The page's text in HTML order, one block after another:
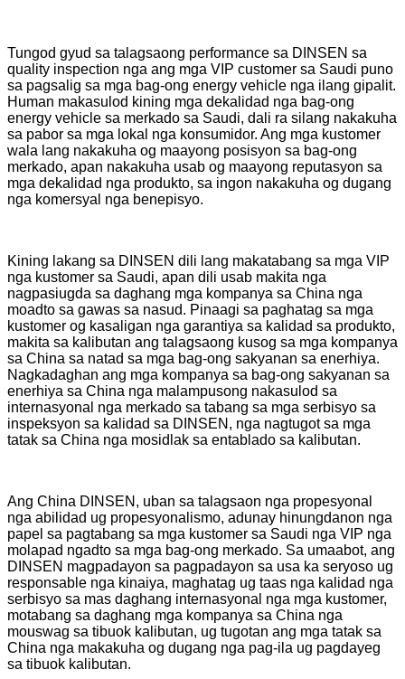
Tungod gyud sa talagsaong performance sa DINSEN sa
quality inspection nga ang mga VIP customer sa Saudi puno
sa pagsalig sa mga bag-ong energy vehicle nga ilang gipalit.
Human makasulod kining mga dekalidad nga bag-ong
energy vehicle sa merkado sa Saudi, dali ra silang nakakuha
sa pabor sa mga lokal nga konsumidor. Ang mga kustomer
wala lang nakakuha og maayong posisyon sa bag-ong
merkado, apan nakakuha usab og maayong reputasyon sa
mga dekalidad nga produkto, sa ingon nakakuha og dugang
nga komersyal nga benepisyo.
Kining lakang sa DINSEN dili lang makatabang sa mga VIP
nga kustomer sa Saudi, apan dili usab makita nga
nagpasiugda sa daghang mga kompanya sa China nga
moadto sa gawas sa nasud. Pinaagi sa paghatag sa mga
kustomer og kasaligan nga garantiya sa kalidad sa produkto,
makita sa kalibutan ang talagsaong kusog sa mga kompanya
sa China sa natad sa mga bag-ong sakyanan sa enerhiya.
Nagkadaghan ang mga kompanya sa bag-ong sakyanan sa
enerhiya sa China nga malampusong nakasulod sa
internasyonal nga merkado sa tabang sa mga serbisyo sa
inspeksyon sa kalidad sa DINSEN, nga nagtugot sa mga
tatak sa China nga mosidlak sa entablado sa kalibutan.
Ang China DINSEN, uban sa talagsaon nga propesyonal
nga abilidad ug propesyonalismo, adunay hinungdanon nga
papel sa pagtabang sa mga kustomer sa Saudi nga VIP nga
molapad ngadto sa mga bag-ong merkado. Sa umaabot, ang
DINSEN magpadayon sa pagpadayon sa usa ka seryoso ug
responsable nga kinaiya, maghatag ug taas nga kalidad nga
serbisyo sa mas daghang internasyonal nga mga kustomer,
motabang sa daghang mga kompanya sa China nga
mouswag sa tibuok kalibutan, ug tugotan ang mga tatak sa
China nga makakuha og dugang nga pag-ila ug pagdayeg
sa tibuok kalibutan.